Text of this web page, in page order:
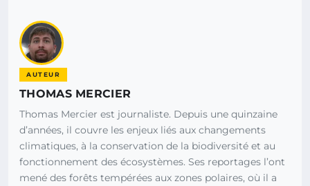
AUTEUR
THOMAS MERCIER
Thomas Mercier est journaliste. Depuis une quinzaine
d’années, il couvre les enjeux liés aux changements
climatiques, à la conservation de la biodiversité et au
fonctionnement des écosystèmes. Ses reportages l’ont
mené des forêts tempérées aux zones polaires, où il a